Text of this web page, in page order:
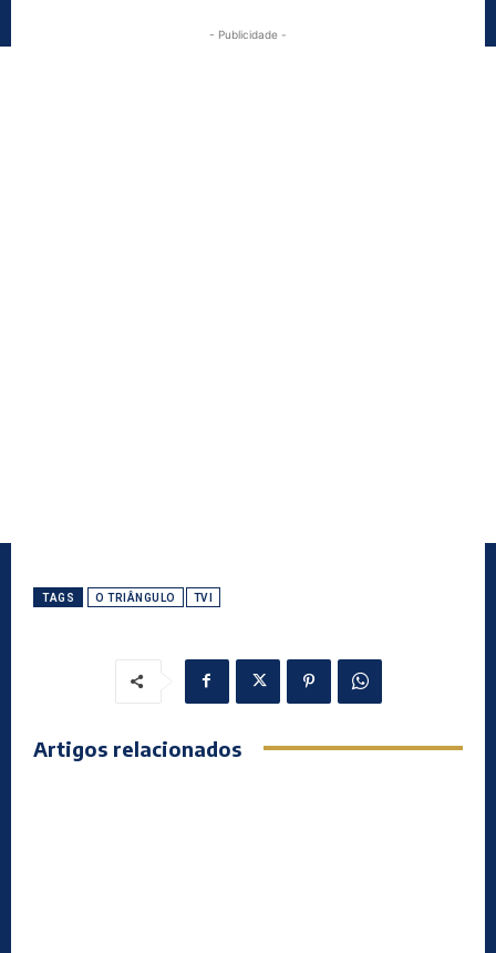
- Publicidade -
TAGS O TRIÂNGULO TVI
Artigos relacionados